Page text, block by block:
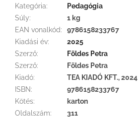
Kategória:
Pedagógia
Súly:
1 kg
EAN vonalkód:
9786158233767
Kiadási év:
2025
Szerző:
Földes Petra
Szerző:
Földes Petra
Kiadó:
TEA KIADÓ KFT., 2024
ISBN:
9786158233767
Kötés:
karton
Oldalszám: 311